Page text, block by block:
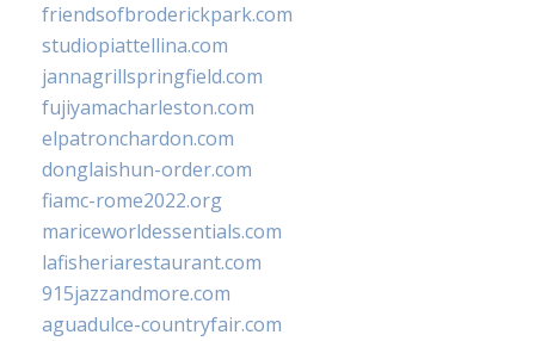
friendsofbroderickpark.com
studiopiattellina.com
jannagrillspringfield.com
fujiyamacharleston.com
elpatronchardon.com
donglaishun-order.com
fiamc-rome2022.org
mariceworldessentials.com
lafisheriarestaurant.com
915jazzandmore.com
aguadulce-countryfair.com